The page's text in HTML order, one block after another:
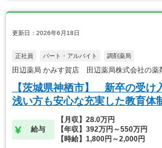
更新日：2026年6月18日
正社員 パート・アルバイト 調剤薬局
田辺薬局 かみす賀店 田辺薬局株式会社の薬
【茨城県神栖市】 新卒の受け
浅い方も安心な充実した教育体
給与
【月収】28.0万円
【年収】392万円～550万円
【時給】1,800円～2,000円